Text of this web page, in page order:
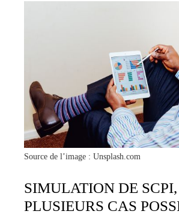
Source de l’image : Unsplash.com
SIMULATION DE SCPI,
PLUSIEURS CAS